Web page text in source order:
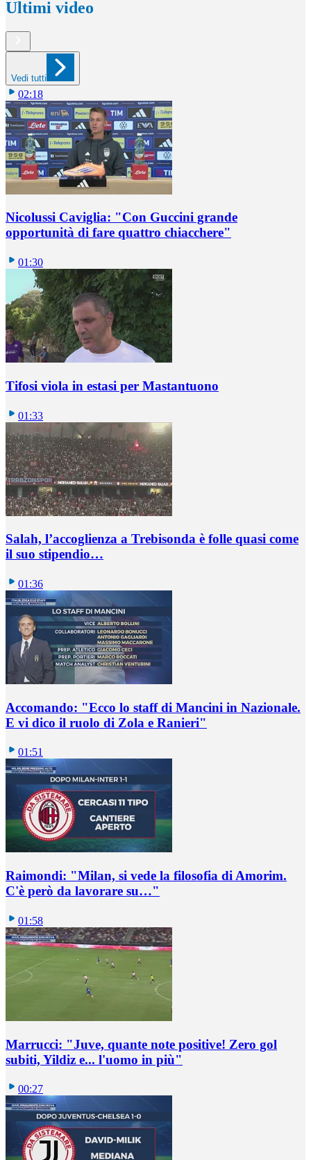
Ultimi video
Vedi tutti
02:18
Nicolussi Caviglia: "Con Guccini grande
opportunità di fare quattro chiacchere"
01:30
Tifosi viola in estasi per Mastantuono
01:33
Salah, l’accoglienza a Trebisonda è folle quasi come
il suo stipendio…
01:36
Accomando: "Ecco lo staff di Mancini in Nazionale.
E vi dico il ruolo di Zola e Ranieri"
01:51
Raimondi: "Milan, si vede la filosofia di Amorim.
C'è però da lavorare su…"
01:58
Marrucci: "Juve, quante note positive! Zero gol
subiti, Yildiz e... l'uomo in più"
00:27